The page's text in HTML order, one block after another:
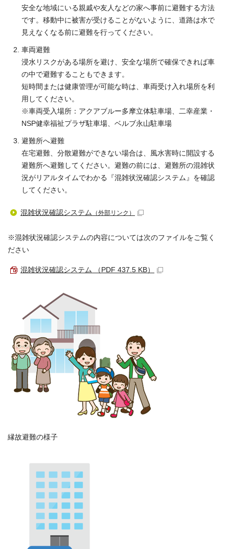
安全な地域にいる親戚や友人などの家へ事前に避難する方法
です。移動中に被害が受けることがないように、道路は水で
見えなくなる前に避難を行ってください。
車両避難
浸水リスクがある場所を避け、安全な場所で確保できれば車
の中で避難することもできます。
短時間または健康管理が可能な時は、車両受け入れ場所を利
用してください。
※車両受入場所：アクアブルー多摩立体駐車場、二幸産業・
NSP健幸福祉プラザ駐車場、ベルブ永山駐車場
避難所へ避難
在宅避難、分散避難ができない場合は、風水害時に開設する
避難所へ避難してください。避難の前には、避難所の混雑状
況がリアルタイムでわかる『混雑状況確認システム』を確認
してください。
混雑状況確認システム （外部リンク）
※混雑状況確認システムの内容については次のファイルをご覧く
ださい
混雑状況確認システム （PDF 437.5 KB）
縁故避難の様子